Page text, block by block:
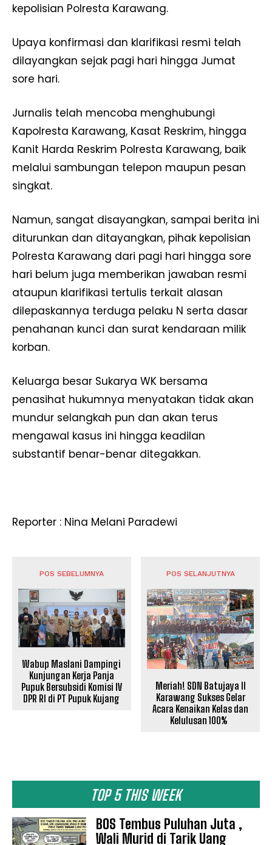
News Week
TOP 5 THIS WEEK
BOS Tembus Puluhan Juta ,
Wali Murid di Tarik Uang
kepolisian Polresta Karawang.
Upaya konfirmasi dan klarifikasi resmi telah
dilayangkan sejak pagi hari hingga Jumat
sore hari.
Jurnalis telah mencoba menghubungi
Kapolresta Karawang, Kasat Reskrim, hingga
Kanit Harda Reskrim Polresta Karawang, baik
melalui sambungan telepon maupun pesan
singkat.
Namun, sangat disayangkan, sampai berita ini
diturunkan dan ditayangkan, pihak kepolisian
Polresta Karawang dari pagi hari hingga sore
hari belum juga memberikan jawaban resmi
ataupun klarifikasi tertulis terkait alasan
dilepaskannya terduga pelaku N serta dasar
penahanan kunci dan surat kendaraan milik
korban.
Keluarga besar Sukarya WK bersama
penasihat hukumnya menyatakan tidak akan
mundur selangkah pun dan akan terus
mengawal kasus ini hingga keadilan
substantif benar-benar ditegakkan.
Reporter : Nina Melani Paradewi
POS SEBELUMNYA
Wabup Maslani Dampingi
Kunjungan Kerja Panja
Pupuk Bersubsidi Komisi IV
DPR RI di PT Pupuk Kujang
POS SELANJUTNYA
Meriah! SDN Batujaya II
Karawang Sukses Gelar
Acara Kenaikan Kelas dan
Kelulusan 100%